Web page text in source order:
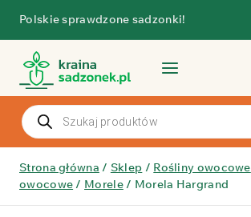
treści
Polskie sprawdzone sadzonki!
Wyszukiwarka
produktów
Strona główna / Sklep / Rośliny owocowe
owocowe / Morele / Morela Hargrand